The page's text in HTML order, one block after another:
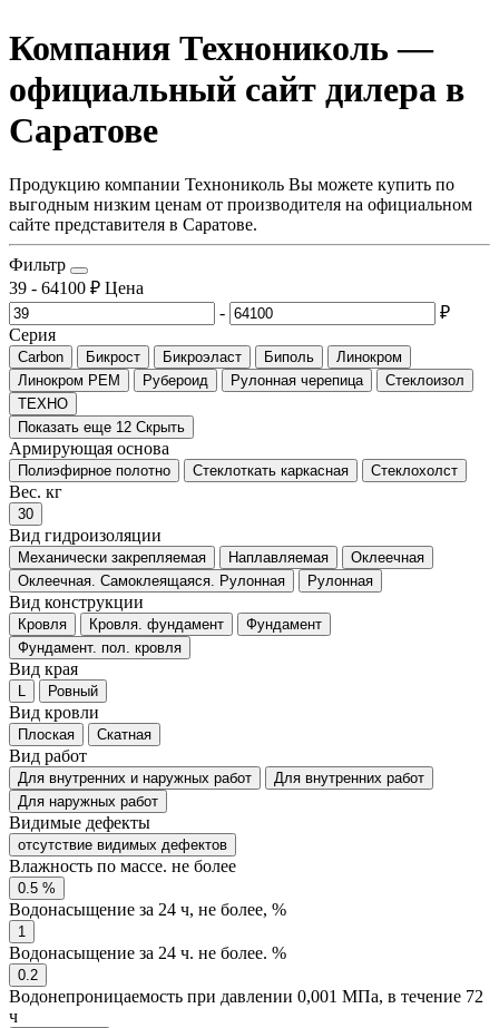
Компания Технониколь —
официальный сайт дилера в
Саратове
Продукцию компании Технониколь Вы можете купить по
выгодным низким ценам от производителя на официальном
сайте представителя в Саратове.
Фильтр
39 - 64100 ₽ Цена
-
₽
Серия
Carbon Бикрост Бикроэласт Биполь
Линокром
Линокром РЕМ
Рубероид Рулонная черепица
Стеклоизол
ТЕХНО
Показать еще 12 Скрыть
Армирующая основа
Полиэфирное полотно Стеклоткать каркасная Стеклохолст
Вес. кг
30
Вид гидроизоляции
Механически закрепляемая Наплавляемая
Оклеечная
Оклеечная. Самоклеящаяся. Рулонная
Рулонная
Вид конструкции
Кровля Кровля. фундамент
Фундамент
Фундамент. пол. кровля
Вид края
L Ровный
Вид кровли
Плоская Скатная
Вид работ
Для внутренних и наружных работ
Для внутренних работ
Для наружных работ
Видимые дефекты
отсутствие видимых дефектов
Влажность по массе. не более
0.5 %
Водонасыщение за 24 ч, не более, %
1
Водонасыщение за 24 ч. не более. %
0.2
Водонепроницаемость при давлении 0,001 МПа, в течение 72
ч